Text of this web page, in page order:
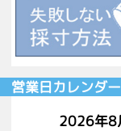
営業日カレンダー
2026年8